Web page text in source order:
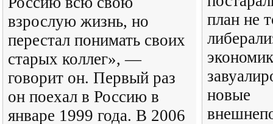
взрослую жизнь, но
перестал понимать своих
старых коллег», —
говорит он. Первый раз
он поехал в Россию в
январе 1999 года. В 2006
план не
новые